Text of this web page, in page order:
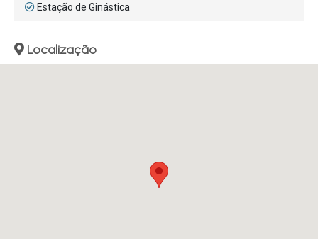
Estação de Ginástica
Localização